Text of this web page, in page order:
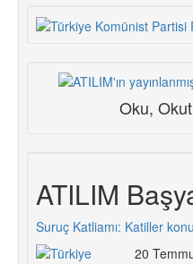
Oku,
ATILIM
Suruç Katliamı: Katiller
20